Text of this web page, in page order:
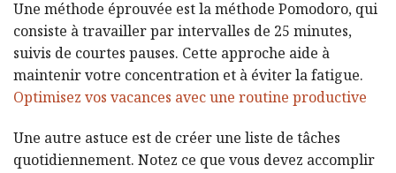
Une méthode éprouvée est la méthode Pomodoro, qui
consiste à travailler par intervalles de 25 minutes,
suivis de courtes pauses. Cette approche aide à
maintenir votre concentration et à éviter la fatigue.
Optimisez vos vacances avec une routine productive
Une autre astuce est de créer une liste de tâches
quotidiennement. Notez ce que vous devez accomplir